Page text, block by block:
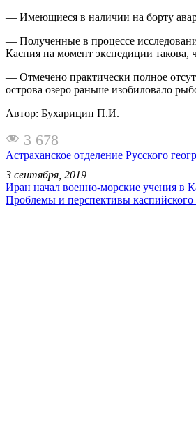
— Имеющиеся в наличии на борту
— Полученные в процессе
Каспия на момент экспедиции такова,
— Отмечено практически полное
острова озеро раньше изобиловало
Автор: Бухарицин П.И.
3 678
Астраханское отделение Русского
3 сентября, 2019
Иран начал военно-морские учения в
Проблемы и перспективы